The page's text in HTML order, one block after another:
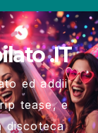
.IT
ed addii
tease, e
discoteca